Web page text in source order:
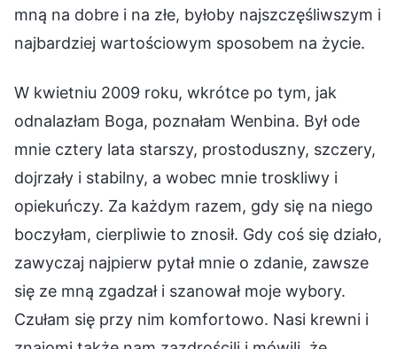
mną na dobre i na złe, byłoby najszczęśliwszym i
najbardziej wartościowym sposobem na życie.
W kwietniu 2009 roku, wkrótce po tym, jak
odnalazłam Boga, poznałam Wenbina. Był ode
mnie cztery lata starszy, prostoduszny, szczery,
dojrzały i stabilny, a wobec mnie troskliwy i
opiekuńczy. Za każdym razem, gdy się na niego
boczyłam, cierpliwie to znosił. Gdy coś się działo,
zawyczaj najpierw pytał mnie o zdanie, zawsze
się ze mną zgadzał i szanował moje wybory.
Czułam się przy nim komfortowo. Nasi krewni i